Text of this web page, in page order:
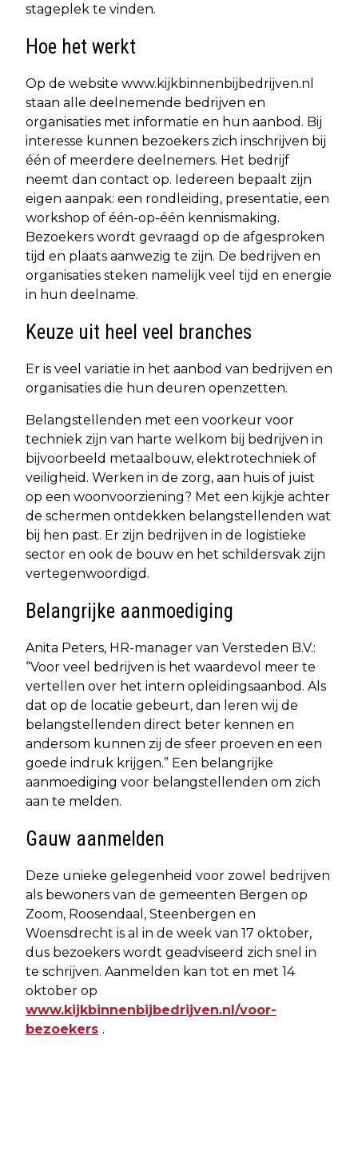
stageplek te vinden.
Hoe het werkt
Op de website www.kijkbinnenbijbedrijven.nl
staan alle deelnemende bedrijven en
organisaties met informatie en hun aanbod. Bij
interesse kunnen bezoekers zich inschrijven bij
één of meerdere deelnemers. Het bedrijf
neemt dan contact op. Iedereen bepaalt zijn
eigen aanpak: een rondleiding, presentatie, een
workshop of één-op-één kennismaking.
Bezoekers wordt gevraagd op de afgesproken
tijd en plaats aanwezig te zijn. De bedrijven en
organisaties steken namelijk veel tijd en energie
in hun deelname.
Keuze uit heel veel branches
Er is veel variatie in het aanbod van bedrijven en
organisaties die hun deuren openzetten.
Belangstellenden met een voorkeur voor
techniek zijn van harte welkom bij bedrijven in
bijvoorbeeld metaalbouw, elektrotechniek of
veiligheid. Werken in de zorg, aan huis of juist
op een woonvoorziening? Met een kijkje achter
de schermen ontdekken belangstellenden wat
bij hen past. Er zijn bedrijven in de logistieke
sector en ook de bouw en het schildersvak zijn
vertegenwoordigd.
Belangrijke aanmoediging
Anita Peters, HR-manager van Versteden B.V.:
“Voor veel bedrijven is het waardevol meer te
vertellen over het intern opleidingsaanbod. Als
dat op de locatie gebeurt, dan leren wij de
belangstellenden direct beter kennen en
andersom kunnen zij de sfeer proeven en een
goede indruk krijgen.” Een belangrijke
aanmoediging voor belangstellenden om zich
aan te melden.
Gauw aanmelden
Deze unieke gelegenheid voor zowel bedrijven
als bewoners van de gemeenten Bergen op
Zoom, Roosendaal, Steenbergen en
Woensdrecht is al in de week van 17 oktober,
dus bezoekers wordt geadviseerd zich snel in
te schrijven. Aanmelden kan tot en met 14
oktober op
www.kijkbinnenbijbedrijven.nl/voor-
bezoekers .